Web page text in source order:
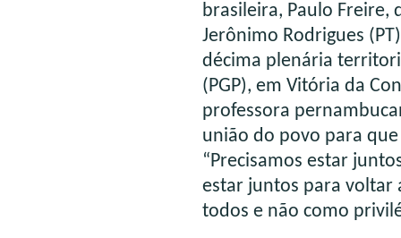
brasileira, Paulo Freire,
Jerônimo Rodrigues
décima plenária
(PGP), em Vitória da
professora
união do povo para
“Precisamos estar
estar juntos para voltar
todos e não como